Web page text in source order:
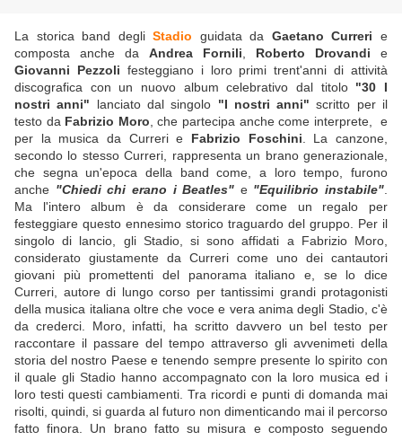
La storica band degliStadio guidata da Gaetano Curreri e
composta anche da Andrea Fornili Roberto Drovandi e
Giovanni Pezzoli festeggiano i loro primi trent'anni di attività
discografica con un nuovo album celebrativo dal titolo "30 I
nostri anni" lanciato dal singolo "I nostri anni" scritto per il
testo da Fabrizio Moro , che partecipa anche come interprete, e
per la musica da Curreri e Fabrizio Foschini . La canzone,
secondo lo stesso Curreri, rappresenta un brano generazionale,
che segna un'epoca della band come, a loro tempo, furono
anche "Chiedi chi erano i Beatles" e "Equilibrio instabile"
Ma l'intero album è da considerare come un regalo per
festeggiare questo ennesimo storico traguardo del gruppo. Per il
singolo di lancio, gli Stadio, si sono affidati a Fabrizio Moro,
considerato giustamente da Curreri come uno dei cantautori
giovani più promettenti del panorama italiano e, se lo dice
Curreri, autore di lungo corso per tantissimi grandi protagonisti
della musica italiana oltre che voce e vera anima degli Stadio, c'è
da crederci. Moro, infatti, ha scritto davvero un bel testo per
raccontare il passare del tempo attraverso gli avvenimeti della
storia del nostro Paese e tenendo sempre presente lo spirito con
il quale gli Stadio hanno accompagnato con la loro musica ed i
loro testi questi cambiamenti. Tra ricordi e punti di domanda mai
risolti, quindi, si guarda al futuro non dimenticando mai il percorso
fatto finora. Un brano fatto su misura e composto seguendo